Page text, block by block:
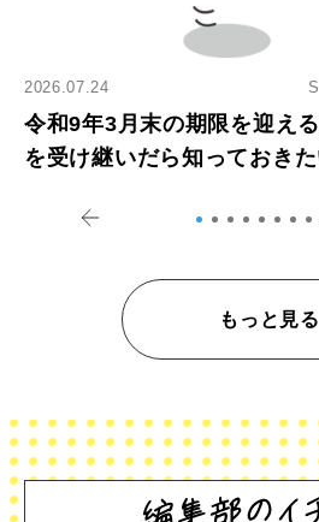
2026.07.24
令和9年3月末の期限を迎え
を受け継いだら知っておき
もっと見る